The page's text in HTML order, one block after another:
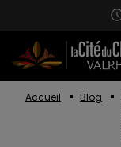
Accueil Blog